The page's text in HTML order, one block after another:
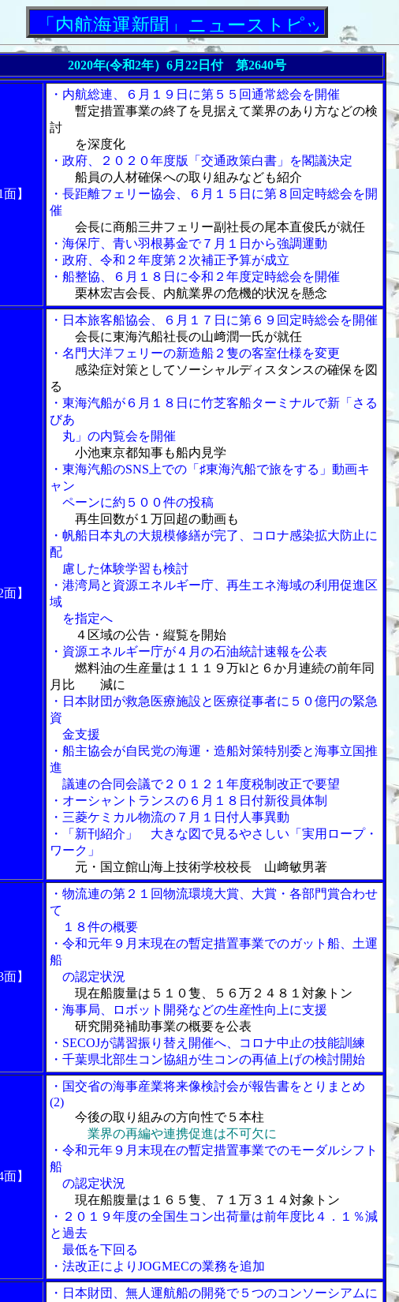
内航海運新聞」ニューストピックス
2020年(令和2年）6月22日付 第2640号
】
・内航総連、６月１９日に第５５回通常総会を開催
暫定措置事業の終了を見据えて業界のあり方などの検
討
を深度化
・政府、２０２０年度版「交通政策白書」を閣議決定
船員の人材確保への取り組みなども紹介
・長距離フェリー協会、６月１５日に第８回定時総会を開
催
会長に商船三井フェリー副社長の尾本直俊氏が就任
・海保庁、青い羽根募金で７月１日から強調運動
・政府、令和２年度第２次補正予算が成立
・船整協、６月１８日に令和２年度定時総会を開催
栗林宏吉会長、内航業界の危機的状況を懸念
】
・日本旅客船協会、６月１７日に第６９回定時総会を開催
会長に東海汽船社長の山﨑潤一氏が就任
・名門大洋フェリーの新造船２隻の客室仕様を変更
感染症対策としてソーシャルディスタンスの確保を図
る
・東海汽船が６月１８日に竹芝客船ターミナルで新「さる
びあ
丸」の内覧会を開催
小池東京都知事も船内見学
・東海汽船のSNS上での「♯東海汽船で旅をする」動画キ
ャン
ペーンに約５００件の投稿
再生回数が１万回超の動画も
・帆船日本丸の大規模修繕が完了、コロナ感染拡大防止に
配
慮した体験学習も検討
・港湾局と資源エネルギー庁、再生エネ海域の利用促進区
域
を指定へ
４区域の公告・縦覧を開始
・資源エネルギー庁が４月の石油統計速報を公表
燃料油の生産量は１１１９万klと６か月連続の前年同
月比 減に
・日本財団が救急医療施設と医療従事者に５０億円の緊急
資
金支援
・船主協会が自民党の海運・造船対策特別委と海事立国推
進
議連の合同会議で２０１２１年度税制改正で要望
・オーシャントランスの６月１８日付新役員体制
・三菱ケミカル物流の７月１日付人事異動
・「新刊紹介」 大きな図で見るやさしい「実用ロープ・
ワーク」
元・国立館山海上技術学校校長 山﨑敏男著
】
・物流連の第２１回物流環境大賞、大賞・各部門賞合わせ
て
１８件の概要
・令和元年９月末現在の暫定措置事業でのガット船、土運
船
の認定状況
現在船腹量は５１０隻、５６万２４８１対象トン
・海事局、ロボット開発などの生産性向上に支援
研究開発補助事業の概要を公表
・SECOJが講習振り替え開催へ、コロナ中止の技能訓練
・千葉県北部生コン協組が生コンの再値上げの検討開始
】
・国交省の海事産業将来像検討会が報告書をとりまとめ
(2)
今後の取り組みの方向性で５本柱
業界の再編や連携促進は不可欠に
・令和元年９月末現在の暫定措置事業でのモーダルシフト
船
の認定状況
現在船腹量は１６５隻、７１万３１４対象トン
・２０１９年度の全国生コン出荷量は前年度比４．１％減
と過去
最低を下回る
・法改正によりJOGMECの業務を追加
・日本財団、無人運航船の開発で５つのコンソーシアムに